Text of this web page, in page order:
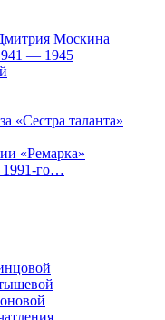
Москина
— 1945
«Сестра таланта»
«Ремарка»
1991-го…